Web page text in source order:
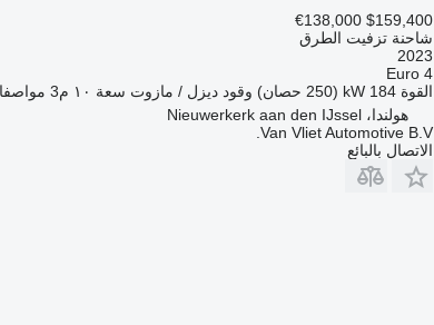
$159,400
€138,000
شاحنة تزفيت الطرق
2023
Euro 4
القوة 184 kW (250 حصان) وقود ديزل / مازوت سعة ١٠ م3
هولندا، Nieuwerkerk aan den IJssel
Van Vliet Automotive B.V.
الاتصال بالبائع